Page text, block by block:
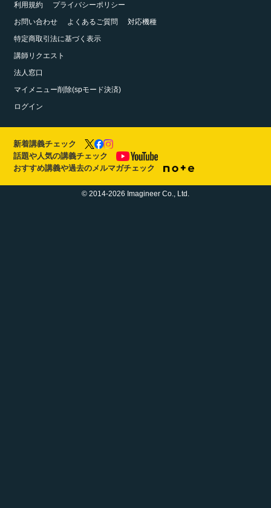
利用規約
プライバシーポリシー
お問い合わせ
よくあるご質問
対応機種
特定商取引法に基づく表示
講師リクエスト
法人窓口
マイメニュー削除(spモード決済)
ログイン
新着講義チェック
話題や人気の講義チェック
おすすめ講義や過去のメルマガチェック
© 2014-2026 Imagineer Co., Ltd.